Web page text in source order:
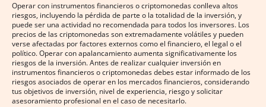
Operar con instrumentos financieros o criptomonedas conlleva altos
riesgos, incluyendo la pérdida de parte o la totalidad de la inversión, y
puede ser una actividad no recomendada para todos los inversores. Los
precios de las criptomonedas son extremadamente volátiles y pueden
verse afectadas por factores externos como el financiero, el legal o el
político. Operar con apalancamiento aumenta significativamente los
riesgos de la inversión. Antes de realizar cualquier inversión en
instrumentos financieros o criptomonedas debes estar informado de los
riesgos asociados de operar en los mercados financieros, considerando
tus objetivos de inversión, nivel de experiencia, riesgo y solicitar
asesoramiento profesional en el caso de necesitarlo.